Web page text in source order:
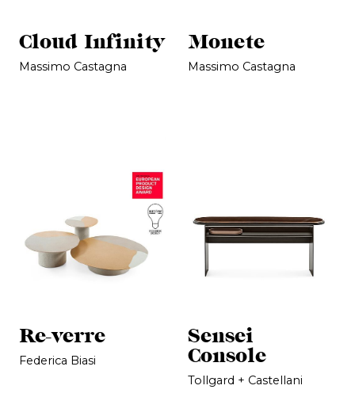
Cloud Infinity
Massimo Castagna
Monete
Massimo Castagna
Re-verre
Federica Biasi
Sensei
Console
Tollgard + Castellani